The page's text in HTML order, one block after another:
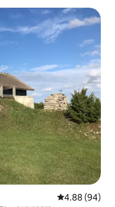
평점 4.88점(5
4.88 (94)